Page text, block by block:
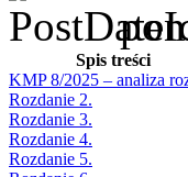
Spis treści
KMP 8/2025 – analiza
Rozdanie 2.
Rozdanie 3.
Rozdanie 4.
Rozdanie 5.